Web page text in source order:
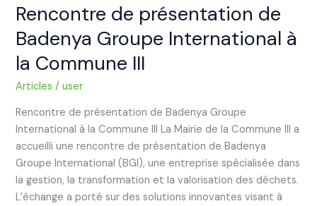
Rencontre de présentation de
Badenya Groupe International à
la Commune III
Articles /user
Rencontre de présentation de Badenya Groupe
International à la Commune III La Mairie de la Commune III a
accueilli une rencontre de présentation de Badenya
Groupe International (BGI), une entreprise spécialisée dans
la gestion, la transformation et la valorisation des déchets.
L’échange a porté sur des solutions innovantes visant à